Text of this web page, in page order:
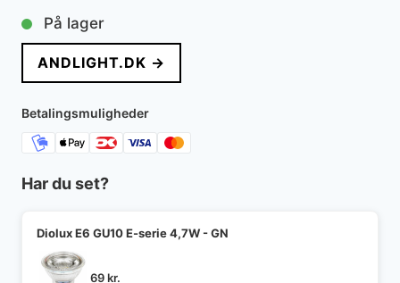
På lager
ANDLIGHT.DK →
Betalingsmuligheder
Har du set?
Diolux E6 GU10 E-serie 4,7W - GN
69kr.